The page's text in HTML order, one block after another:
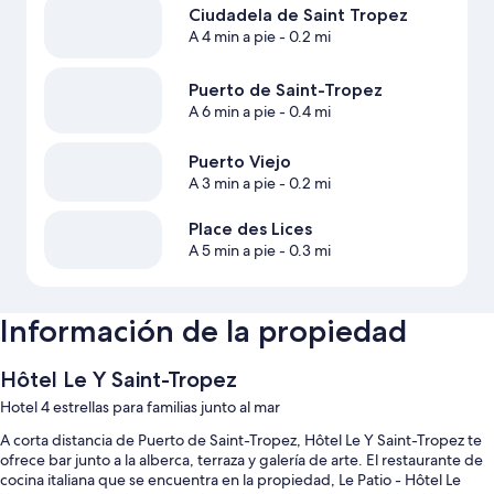
Ciudadela de Saint Tropez
A 4 min a pie- 0.2 mi
Puerto de Saint-Tropez
A 6 min a pie- 0.4 mi
Puerto Viejo
A 3 min a pie- 0.2 mi
Place des Lices
A 5 min a pie- 0.3 mi
Información de la propiedad
Hôtel Le Y Saint-Tropez
Hotel 4 estrellas para familias junto al mar
A corta distancia de Puerto de Saint-Tropez, Hôtel Le Y Saint-Tropez te
ofrece bar junto a la alberca, terraza y galería de arte. El restaurante de
cocina italiana que se encuentra en la propiedad, Le Patio - Hôtel Le